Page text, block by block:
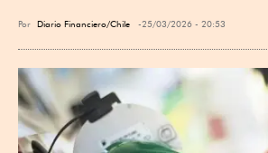
Por Diario Financiero/Chile 25/03/2026 - 20:53